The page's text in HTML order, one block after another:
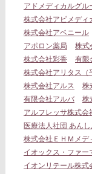
アドメディカルグル
株式会社アビメディ
株式会社アベニール
アポロン薬局
株式
株式会社彩香
有限
株式会社アリタス（
株式会社アルス
株
有限会社アルバ
株
アルフレッサ株式会
医療法人社団 あん
株式会社ＥＨＭメデ
イオックス・ファー
イオンリテール株式